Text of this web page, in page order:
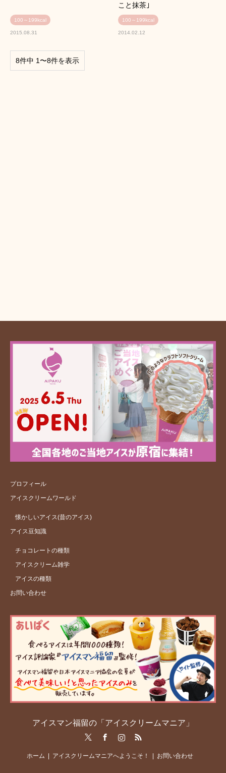
100～199kcal
2015.08.31
こと抹茶｣
100～199kcal
2014.02.12
8件中 1〜8件を表示
プロフィール
アイスクリームワールド
懐かしいアイス(昔のアイス)
アイス豆知識
チョコレートの種類
アイスクリーム雑学
アイスの種類
お問い合わせ
アイスマン福留の「アイスクリームマニア」
RSS
ホーム アイスクリームマニアへようこそ！ お問い合わせ